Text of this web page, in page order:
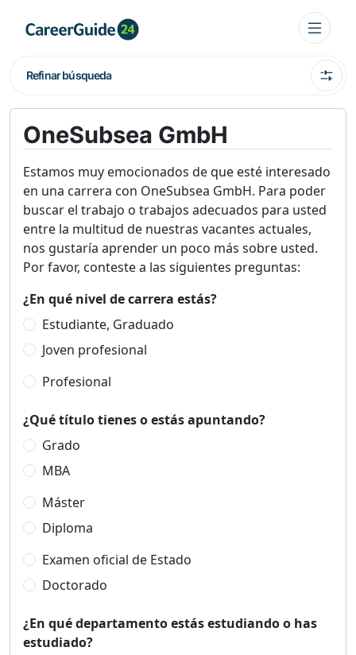
Refinar búsqueda
OneSubsea GmbH
Estamos muy emocionados de que esté interesado
en una carrera con OneSubsea GmbH. Para poder
buscar el trabajo o trabajos adecuados para usted
entre la multitud de nuestras vacantes actuales,
nos gustaría aprender un poco más sobre usted.
Por favor, conteste a las siguientes preguntas:
¿En qué nivel de carrera estás?
Estudiante, Graduado
Joven profesional
Profesional
¿Qué título tienes o estás apuntando?
Grado
MBA
Máster
Diploma
Examen oficial de Estado
Doctorado
¿En qué departamento estás estudiando o has
estudiado?